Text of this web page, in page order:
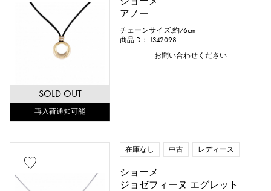
SOLD OUT
再入荷通知可能
アノー
チェーンサイズ:約76cm
商品ID： J342098
お問い合わせください
在庫なし 中古 レディース
ショーメ
ジョゼフィーヌ エグレット